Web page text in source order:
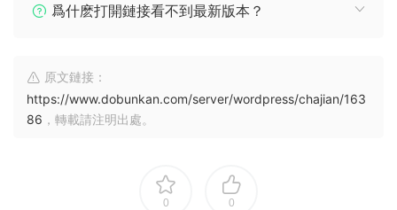
爲什麽打開鏈接看不到最新版本？
原文鏈接：
https://www.dobunkan.com/server/wordpress/chajian/163
86 ，轉載請注明出處。
0 0